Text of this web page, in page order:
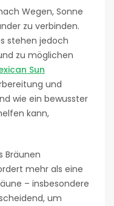
Wegen, Sonne
zu verbinden.
stehen jedoch
zu möglichen
Sun
und
wie ein bewusster
kann,
Bräunen
mehr als eine
– insbesondere
um